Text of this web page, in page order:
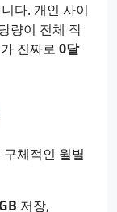
다. 개인 사이
량이 전체 작
진짜로 0달
체적인 월별
저장,